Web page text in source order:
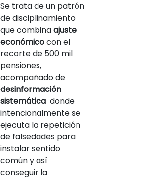
Se trata de un patrón
de disciplinamiento
que combinaajuste
económicocon el
recorte de 500 mil
pensiones,
acompañado de
desinformación
sistemática donde
intencionalmente se
ejecuta la repetición
de falsedades para
instalar sentido
común y así
conseguir la